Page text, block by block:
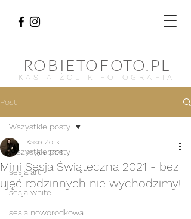
ROBIETOFOTO.PL
KASIA ŻOLIK FOTOGRAFIA
Post
Wszystkie posty
sesja art
sesja white
sesja noworodkowa
Wszystkie posty
Mini Sesja Świąteczna 2021 - bez
ujęć rodzinnych nie wychodzimy!
Kasia Żolik
21 gru 2021